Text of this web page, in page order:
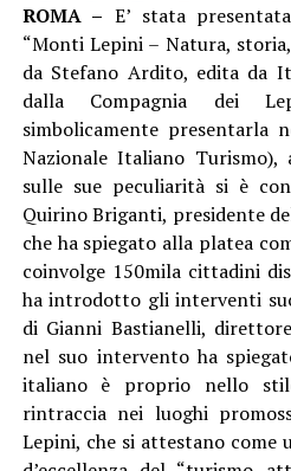
ROMA – E’ stata
“Monti Lepini – Natura,
da Stefano Ardito, edita da
dalla Compagnia dei
simbolicamente presentarla
Nazionale Italiano
sulle sue peculiarità si è
Quirino Briganti, presidente
che ha spiegato alla platea
coinvolge 150mila cittadini
ha introdotto gli interventi
di Gianni Bastianelli,
nel suo intervento ha
italiano è proprio nello
rintraccia nei luoghi
Lepini, che si attestano come